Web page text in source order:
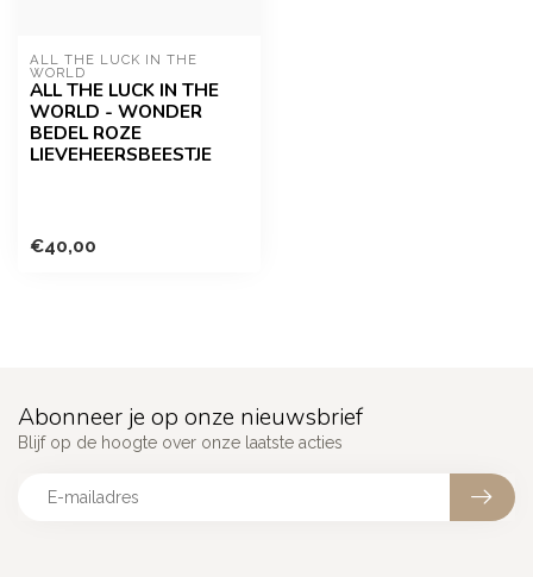
ALL THE LUCK IN THE
WORLD
ALL THE LUCK IN THE
WORLD - WONDER
BEDEL ROZE
LIEVEHEERSBEESTJE
€40,00
Abonneer je op onze nieuwsbrief
Blijf op de hoogte over onze laatste acties